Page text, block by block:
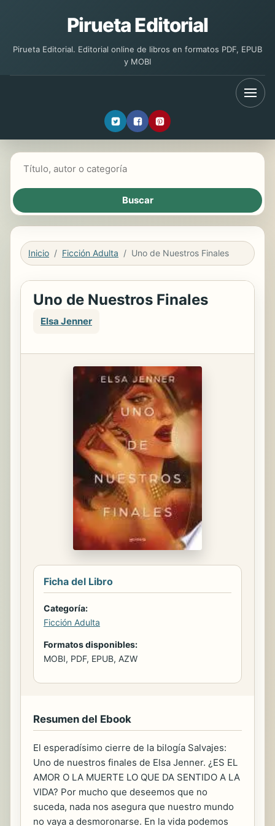
Pirueta Editorial
Pirueta Editorial. Editorial online de libros en formatos PDF, EPUB
y MOBI
Inicio Ficción Adulta Uno de Nuestros Finales
Uno de Nuestros Finales
Elsa Jenner
Ficha del Libro
Categoría:
Ficción Adulta
Formatos disponibles:
MOBI, PDF, EPUB, AZW
Resumen del Ebook
El esperadísimo cierre de la bilogía Salvajes:
Uno de nuestros finales de Elsa Jenner. ¿ES EL
AMOR O LA MUERTE LO QUE DA SENTIDO A LA
VIDA? Por mucho que deseemos que no
suceda, nada nos asegura que nuestro mundo
no vaya a desmoronarse. En la vida podemos